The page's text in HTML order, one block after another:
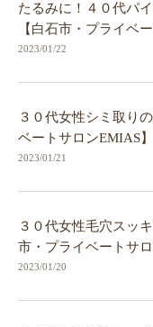
たるみに！４０代パ
【白石市・プライベ
2023/01/22
３０代女性シミ取り
ベートサロンEMIAS】
2023/01/21
３０代女性毛穴スッ
市・プライベートサロ
2023/01/20